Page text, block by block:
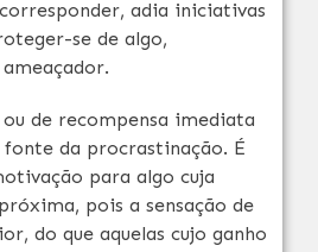
adia iniciativas
se de algo,
de recompensa imediata
da procrastinação. É
para algo cuja
pois a sensação de
do que aquelas cujo ganho